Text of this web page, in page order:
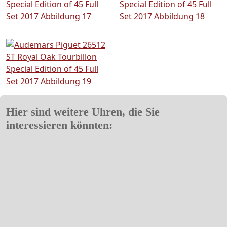
Hier sind weitere Uhren, die Sie
interessieren könnten: